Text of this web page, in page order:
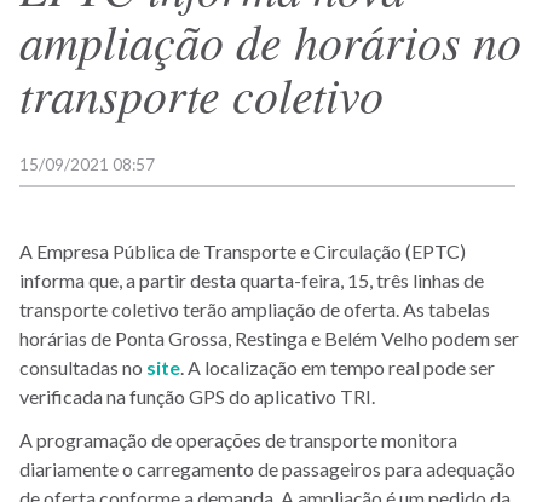
ampliação de horários no
transporte coletivo
15/09/2021 08:57
A Empresa Pública de Transporte e Circulação (EPTC)
informa que, a partir desta quarta-feira, 15, três linhas de
transporte coletivo terão ampliação de oferta. As tabelas
horárias de Ponta Grossa, Restinga e Belém Velho podem ser
consultadas no site . A localização em tempo real pode ser
verificada na função GPS do aplicativo TRI.
A programação de operações de transporte monitora
diariamente o carregamento de passageiros para adequação